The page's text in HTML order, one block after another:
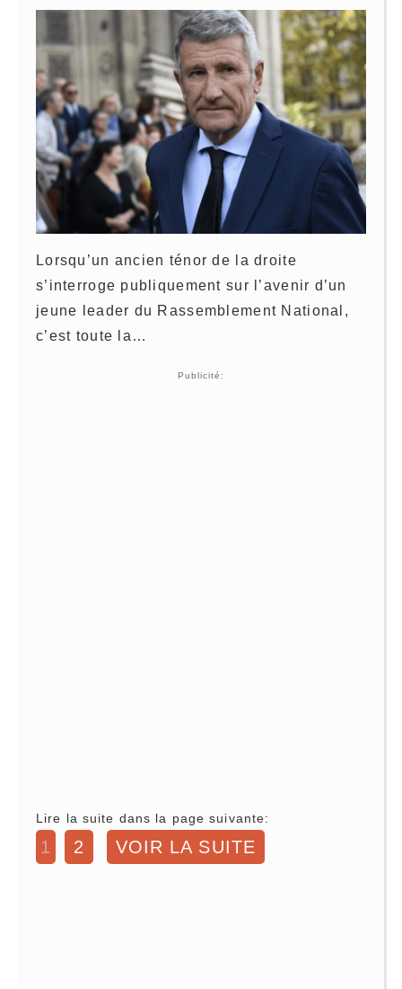
Lorsqu’un ancien ténor de la droite
s’interroge publiquement sur l’avenir d’un
jeune leader du Rassemblement National,
c’est toute la…
Publicité:
Lire la suite dans la page suivante:
1 2 VOIR LA SUITE